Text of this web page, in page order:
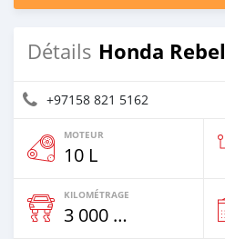
Détails Honda Rebel
+97158 821 5162
MOTEUR
10 L
KILOMÉTRAGE
3 000 Km